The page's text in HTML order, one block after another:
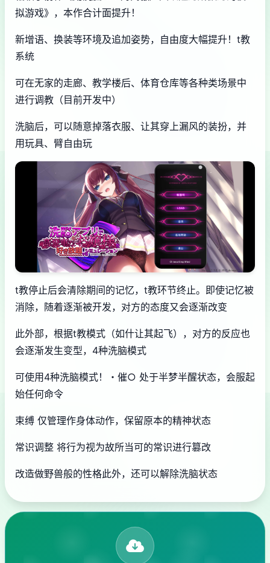
拟游戏》，本作合计面提升！
新增语、换装等环境及追加姿势，自由度大幅提升！t教
系统
可在无家的走廊、教学楼后、体育仓库等各种类场景中
进行调教（目前开发中）
洗脑后，可以随意掉落衣服、让其穿上漏风的装扮，并
用玩具、臂自由玩
t教停止后会清除期间的记忆，t教环节终止。即使记忆被
消除，随着逐渐被开发，对方的态度又会逐渐改变
此外部，根据t教模式（如什让其起飞），对方的反应也
会逐渐发生变型，4种洗脑模式
可使用4种洗脑模式！・催○ 处于半梦半醒状态，会服起
始任何命令
束缚 仅管理作身体动作，保留原本的精神状态
常识调整 将行为视为故所当可的常识进行篡改
改造做野兽般的性格此外，还可以解除洗脑状态